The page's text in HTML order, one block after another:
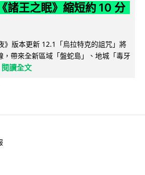
諸王之眠》縮短約 10 分
》版本更新 12.1「烏拉特克的詛咒」將
，帶來全新區域「盤蛇島」、地城「毒牙
閱讀全文